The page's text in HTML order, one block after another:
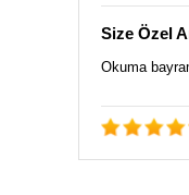
Size Özel
Okuma